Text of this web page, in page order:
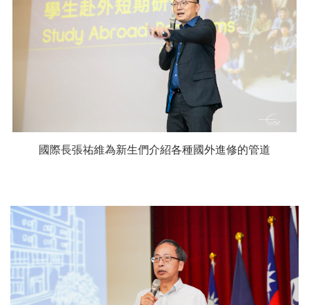
國際長張祐維為新生們介紹各種國外進修的管道